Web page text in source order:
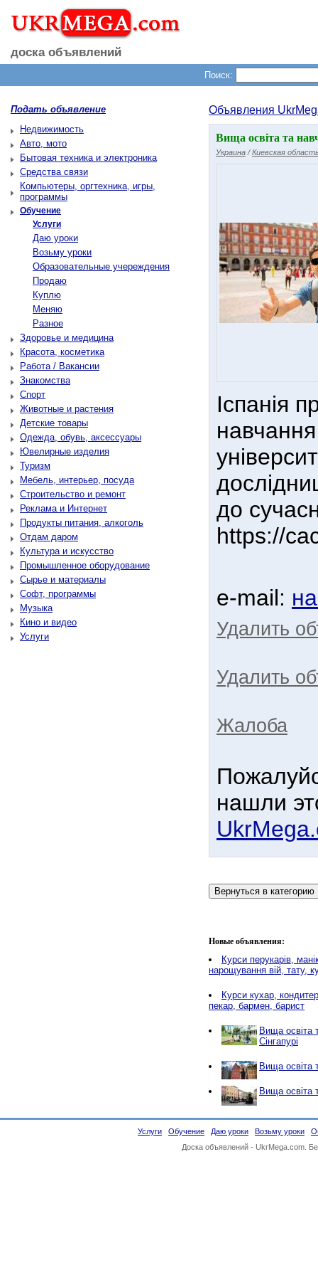
доска объявлений
Поиск:
Подать объявление
Недвижимость
Авто, мото
Бытовая техника и электроника
Средства связи
Компьютеры, оргтехника, игры,
программы
Обучение
Услуги
Даю уроки
Возьму уроки
Образовательные учереждения
Продаю
Куплю
Меняю
Разное
Здоровье и медицина
Красота, косметика
Работа / Вакансии
Знакомства
Спорт
Животные и растения
Детские товары
Одежда, обувь, аксессуары
Ювелирные изделия
Туризм
Мебель, интерьер, посуда
Строительство и ремонт
Реклама и Интернет
Продукты питания, алкоголь
Отдам даром
Культура и искусство
Промышленное оборудование
Сырье и материалы
Софт, программы
Музыка
Кино и видео
Услуги
Объявления
Вища освіта та
Украина /Киевская
Іспанія
до
https://
e-mail:
Удалить
Удалить
Жалоба
нашли
Новые объявления:
Курси перукарів,
нарощування вій, тату,
Курси кухар,
пекар, бармен, барист
Вища освіта
Сінгапурі
Вища освіта
Вища освіта
Услуги Обучение Даю уроки Возьму уроки
Доска объявлений - UkrMega.com.